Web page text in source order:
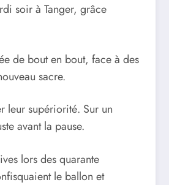
soir à Tanger, grâce
de bout en bout, face à des
sacre.
leur supériorité. Sur un
avant la pause.
lors des quarante
le ballon et